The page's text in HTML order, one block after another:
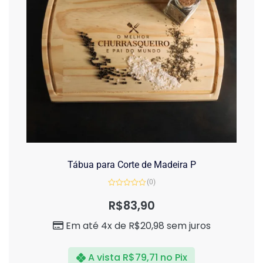
Tábua para Corte de Madeira P
de
(0)
R$83,90
Em até 4x de R$20,98 sem juros
A vista R$79,71 no Pix